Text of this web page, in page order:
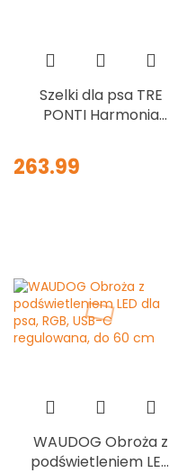
Szelki dla psa TRE
PONTI Harmonia
263.99
WAUDOG Obroża z
podświetleniem LED